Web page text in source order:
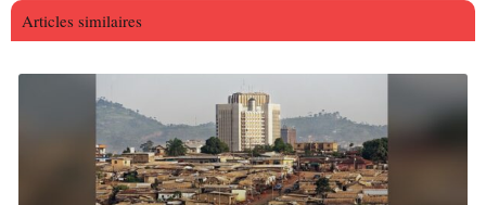
Articles similaires